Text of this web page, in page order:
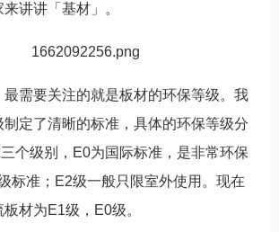
讲讲「基材」。
需要关注的就是板材的环保等级。我
制定了清晰的标准，具体的环保等级分
个级别，E0为国际标准，是非常环保
标准；E2级一般只限室外使用。现在
材为E1级，E0级。